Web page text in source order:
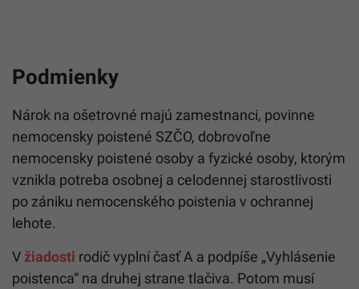
Podmienky
Nárok na ošetrovné majú zamestnanci, povinne
nemocensky poistené SZČO, dobrovoľne
nemocensky poistené osoby a fyzické osoby, ktorým
vznikla potreba osobnej a celodennej starostlivosti
po zániku nemocenského poistenia v ochrannej
lehote.
V žiadosti rodič vyplní časť A a podpíše „Vyhlásenie
poistenca“ na druhej strane tlačiva. Potom musí